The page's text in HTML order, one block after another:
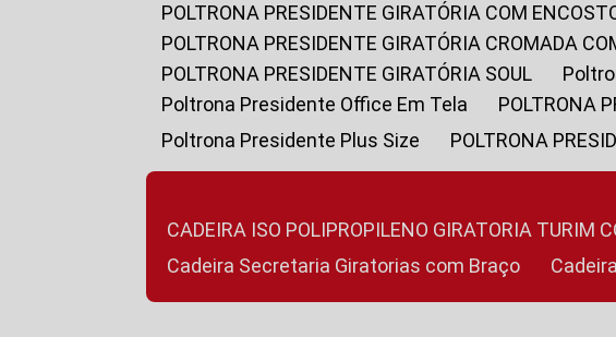
POLTRONA PRESIDENTE GIRATÓRIA COM
POLTRONA PRESIDENTE GIRATÓRIA CROMADA
POLTRONA PRESIDENTE GIRATÓRIA SOUL
Poltrona Presidente Office Em Tela
POLTRONA
Poltrona Presidente Plus Size
POLTRONA
CADEIRA ISO POLIPROPILENO GIRATORIA TURIM
Cadeira Secretaria Giratorias com Braço